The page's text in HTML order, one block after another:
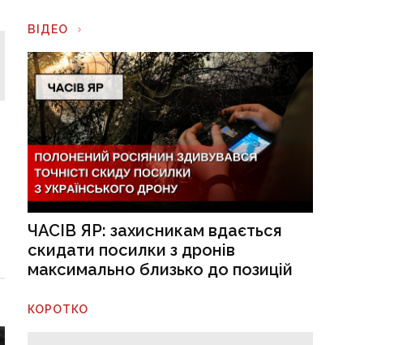
ВІДЕО
ЧАСІВ ЯР: захисникам вдається
скидати посилки з дронів
максимально близько до позицій
КОРОТКО